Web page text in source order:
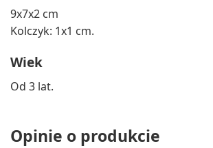
9x7x2 cm
Kolczyk: 1x1 cm.
Wiek
Od 3 lat.
Opinie o produkcie